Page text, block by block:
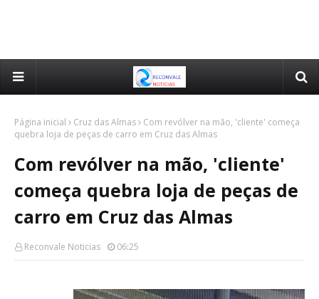
Página inicial Cruz das Almas
Com revólver na mão, 'cliente' começa
quebra loja de peças de carro em Cruz das Almas
Com revólver na mão, 'cliente'
começa quebra loja de peças de
carro em Cruz das Almas
Reconvale Noticias 06:25